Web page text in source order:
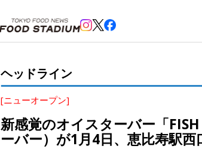
ヘッドライン
[ニューオープン]
新感覚のオイスターバー「
ーバー）が1月4日、恵比寿駅西